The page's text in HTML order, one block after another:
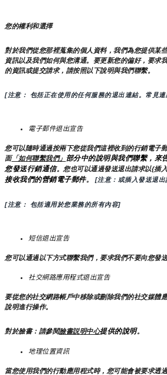
您的權利和選擇
對於我們從您那裡蒐集的個人資料，我們為您提供某
資訊以及我們如何與您溝通。要更新您的偏好，要求
的資訊或提交請求，請按照以下說明與我們聯繫。
[注意： 包括正在使用的任何服務的退出連結。常見
電子郵件退出宣告
您可以隨時通過按兩下您從我們這裡收到的行銷電子
面「如何聯繫我們」 部分中的說明與我們聯繫，來
您發送行銷通信。您也可以通過發送退出請求以{插
接收我們的營銷電子郵件。 [注意：或插入發送退出
[注意： 包括適用於您業務的所有內容]
短信退出宣告
您可以通過以下方式聯繫我們，要求我們不要向您發送
社交網路應用程式退出宣告
要從您的社交網路帳戶中移除或刪除我們的社交媒體
說明進行操作。
對於臉書：請參閱臉書説明中心提供的說明。
地理位置資訊
當您使用我們的行動應用程式時，您可能會被要求透